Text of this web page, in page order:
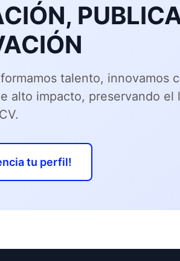
talento, innovamos
alto impacto, preservando el
tu perfil!